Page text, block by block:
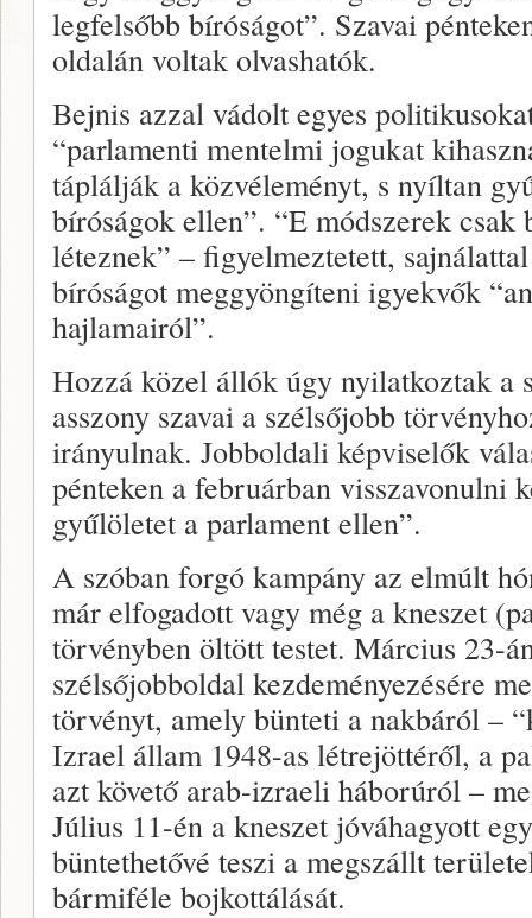
legfelsőbb bíróságot”. Szavai
oldalán voltak olvashatók.
Bejnis azzal vádolt egyes
“parlamenti mentelmi jogukat
táplálják a közvéleményt, s nyíltan
bíróságok ellen”. “E módszerek csak
léteznek” – figyelmeztetett,
bíróságot meggyöngíteni igyekvők
hajlamairól”.
Hozzá közel állók úgy nyilatkoztak a
asszony szavai a szélsőjobb
irányulnak. Jobboldali képviselők
pénteken a februárban visszavonulni
gyűlöletet a parlament ellen”.
A szóban forgó kampány az elmúlt
már elfogadott vagy még a kneszet
törvényben öltött testet. Március 23-
szélsőjobboldal kezdeményezésére
törvényt, amely bünteti a nakbáról –
Izrael állam 1948-as létrejöttéről, a
azt követő arab-izraeli háborúról –
Július 11-én a kneszet jóváhagyott
büntethetővé teszi a megszállt
bármiféle bojkottálását.